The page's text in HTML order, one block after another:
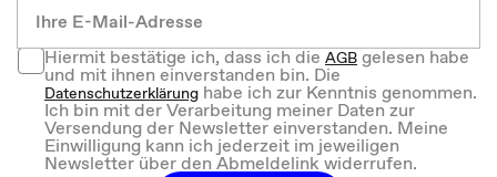
Hiermit bestätige ich, dass ich dieAGBgelesen habe
und mit ihnen einverstanden bin. Die
Datenschutzerklärung habe ich zur Kenntnis genommen.
Ich bin mit der Verarbeitung meiner Daten zur
Versendung der Newsletter einverstanden. Meine
Einwilligung kann ich jederzeit im jeweiligen
Newsletter über den Abmeldelink widerrufen.